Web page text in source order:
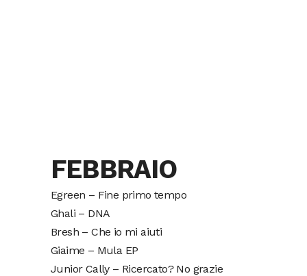
FEBBRAIO
Egreen – Fine primo tempo
Ghali – DNA
Bresh – Che io mi aiuti
Giaime – Mula EP
Junior Cally – Ricercato? No grazie